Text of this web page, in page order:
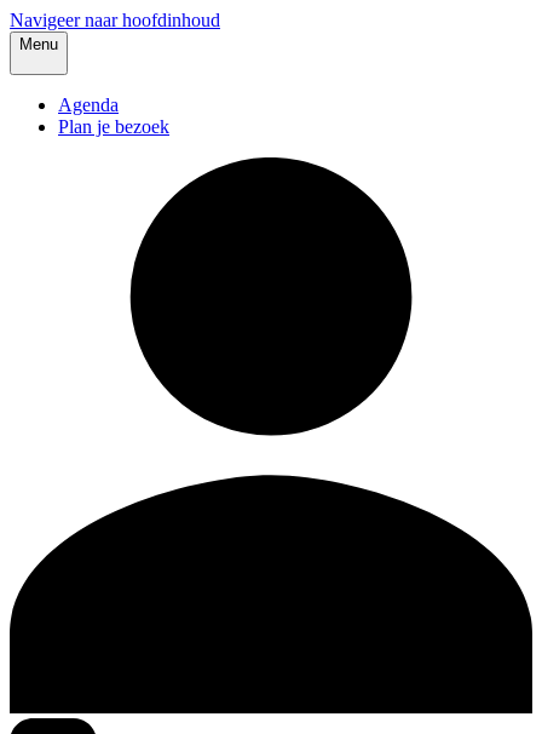
Navigeer naar hoofdinhoud
Menu
Agenda
Plan je bezoek